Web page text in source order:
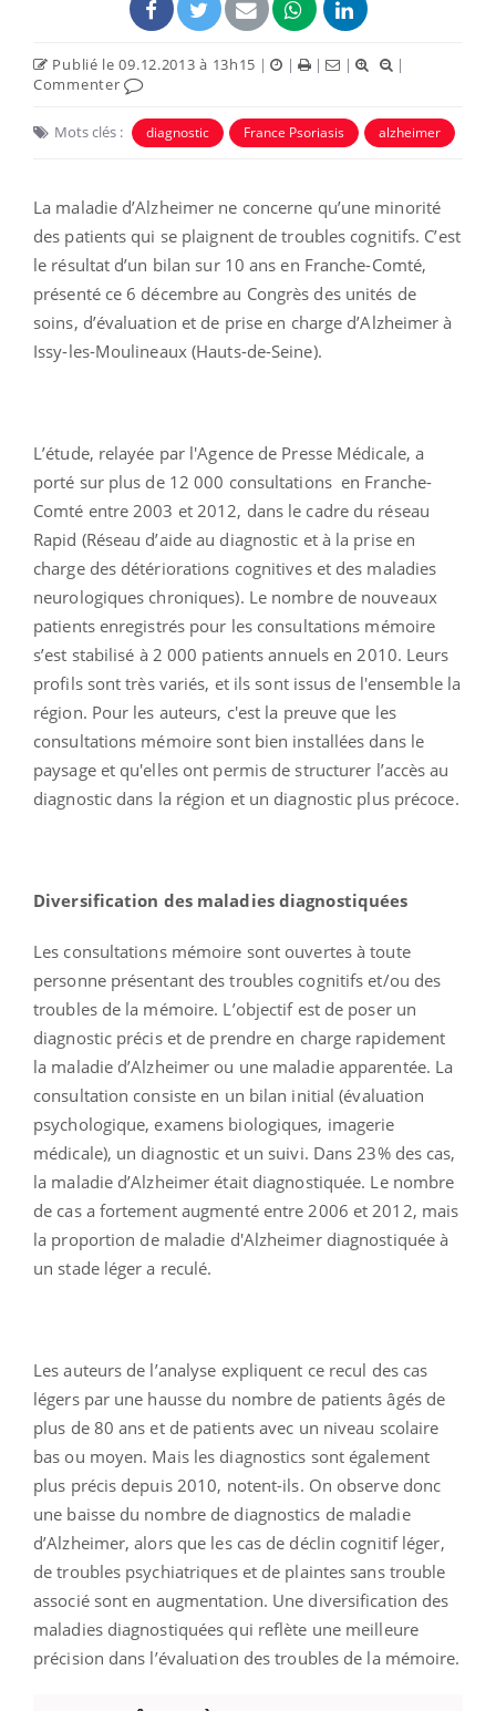
Publié le 09.12.2013 à 13h15 | | | |
|
Commenter
Mots clés : diagnostic France Psoriasis alzheimer
La maladie d’Alzheimer ne concerne qu’une minorité
des patients qui se plaignent de troubles cognitifs. C’est
le résultat d’un bilan sur 10 ans en Franche-Comté,
présenté ce 6 décembre au Congrès des unités de
soins, d’évaluation et de prise en charge d’Alzheimer à
Issy-les-Moulineaux (Hauts-de-Seine).
L’étude, relayée par l'Agence de Presse Médicale, a
porté sur plus de 12 000 consultations en Franche-
Comté entre 2003 et 2012, dans le cadre du réseau
Rapid (Réseau d’aide au diagnostic et à la prise en
charge des détériorations cognitives et des maladies
neurologiques chroniques). Le nombre de nouveaux
patients enregistrés pour les consultations mémoire
s’est stabilisé à 2 000 patients annuels en 2010. Leurs
profils sont très variés, et ils sont issus de l'ensemble la
région. Pour les auteurs, c'est la preuve que les
consultations mémoire sont bien installées dans le
paysage et qu'elles ont permis de structurer l’accès au
diagnostic dans la région et un diagnostic plus précoce.
Diversification des maladies diagnostiquées
Les consultations mémoire sont ouvertes à toute
personne présentant des troubles cognitifs et/ou des
troubles de la mémoire. L’objectif est de poser un
diagnostic précis et de prendre en charge rapidement
la maladie d’Alzheimer ou une maladie apparentée. La
consultation consiste en un bilan initial (évaluation
psychologique, examens biologiques, imagerie
médicale), un diagnostic et un suivi. Dans 23% des cas,
la maladie d’Alzheimer était diagnostiquée. Le nombre
de cas a fortement augmenté entre 2006 et 2012, mais
la proportion de maladie d'Alzheimer diagnostiquée à
un stade léger a reculé.
Les auteurs de l’analyse expliquent ce recul des cas
légers par une hausse du nombre de patients âgés de
plus de 80 ans et de patients avec un niveau scolaire
bas ou moyen. Mais les diagnostics sont également
plus précis depuis 2010, notent-ils. On observe donc
une baisse du nombre de diagnostics de maladie
d’Alzheimer, alors que les cas de déclin cognitif léger,
de troubles psychiatriques et de plaintes sans trouble
associé sont en augmentation. Une diversification des
maladies diagnostiquées qui reflète une meilleure
précision dans l’évaluation des troubles de la mémoire.